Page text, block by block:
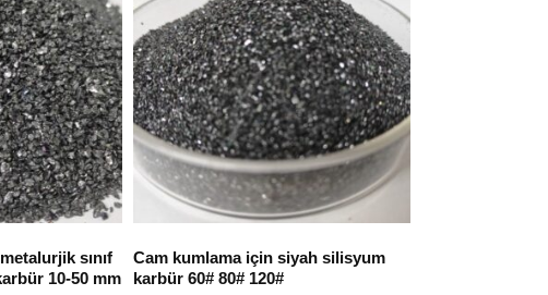
sınıf
10-50 mm
Cam kumlama için siyah silisyum
karbür 60# 80# 120#